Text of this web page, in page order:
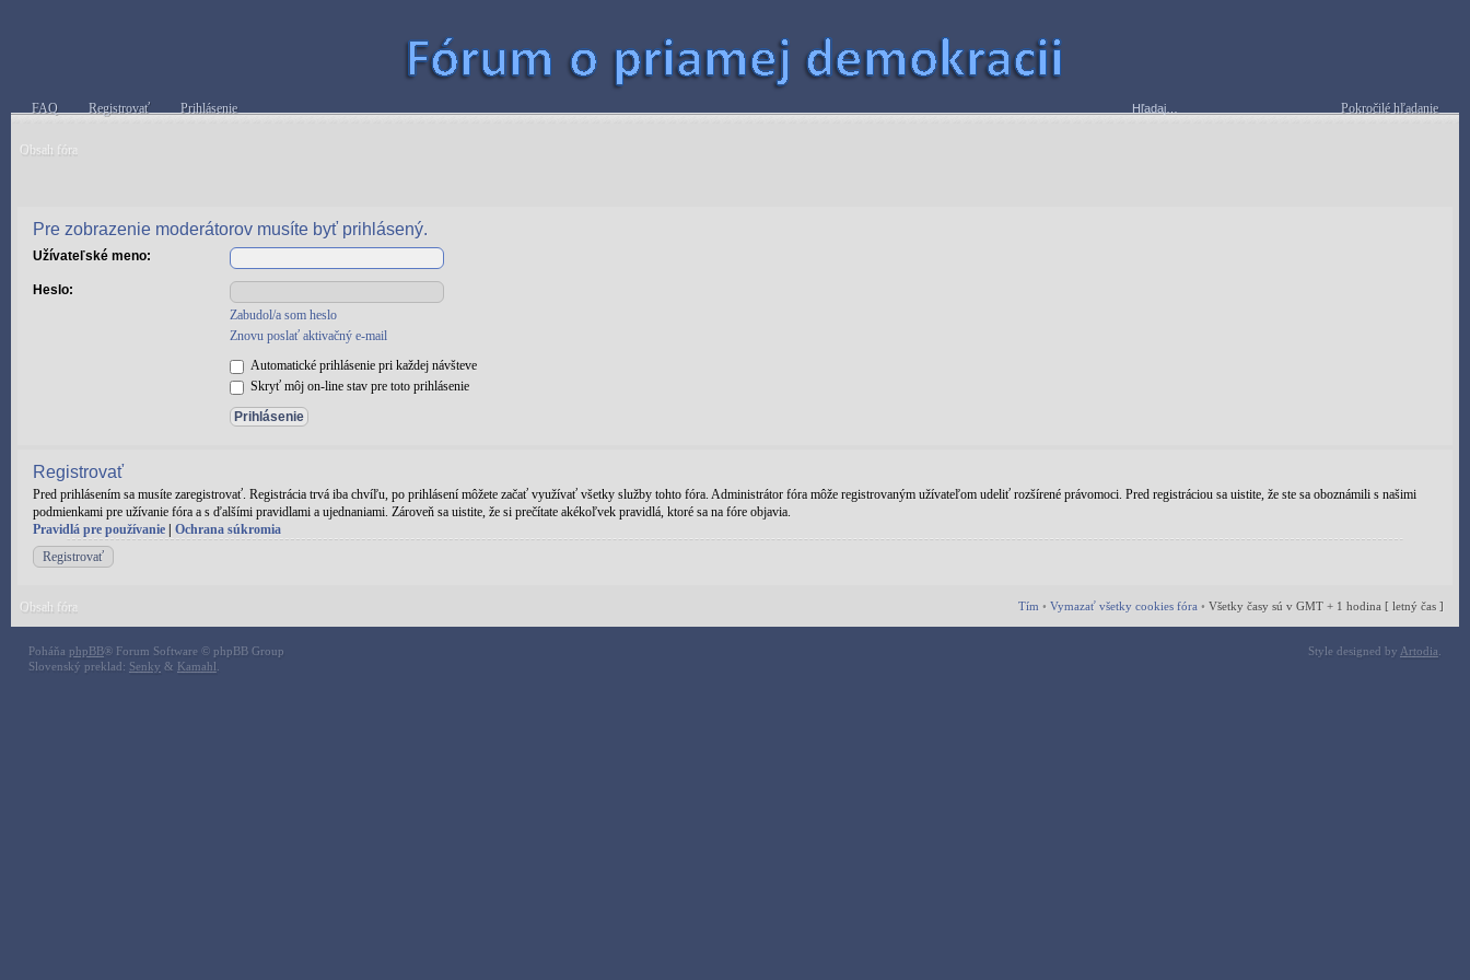
Pokročilé hľadanie
FAQ Registrovať Prihlásenie
Obsah fóra
Pre zobrazenie moderátorov musíte byť prihlásený.
Užívateľské meno:
Heslo:
Zabudol/a som heslo
Znovu poslať aktivačný e-mail
Automatické prihlásenie pri každej návšteve
Skryť môj on-line stav pre toto prihlásenie
Registrovať
Pred prihlásením sa musíte zaregistrovať. Registrácia trvá iba chvíľu, po prihlásení môžete začať využívať všetky služby tohto fóra. Administrátor fóra môže registrovaným užívateľom udeliť rozšírené právomoci. Pred registráciou sa uistite, že ste sa oboznámili s našimi
podmienkami pre užívanie fóra a s ďalšími pravidlami a ujednaniami. Zároveň sa uistite, že si prečítate akékoľvek pravidlá, ktoré sa na fóre objavia.
Pravidlá pre používanie
Ochrana súkromia
Registrovať
Tím • Vymazať všetky cookies fóra • Všetky časy sú v GMT + 1 hodina [ letný čas ]
Obsah fóra
Poháňa phpBB® Forum Software © phpBB Group
Slovenský preklad: Senky & Kamahl
Style designed by Artodia